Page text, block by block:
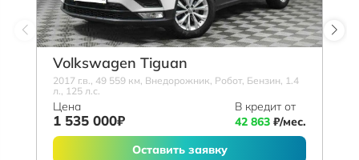
Volkswagen Tiguan
2017 г.в., 49 559 км, Внедорожник, Робот, Бензин, 1.4
л., 125 л.с.
Цена
1 535 000₽
В кредит от
42 863 ₽/мес.
Оставить заявку